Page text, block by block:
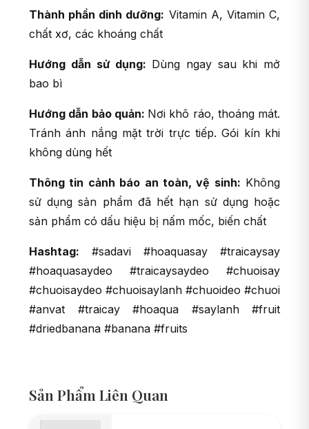
Thành phần dinh dưỡng: Vitamin A, Vitamin C,
chất xơ, các khoáng chất
Hướng dẫn sử dụng: Dùng ngay sau khi mở
bao bì
Hướng dẫn bảo quản: Nơi khô ráo, thoáng mát.
Tránh ánh nắng mặt trời trực tiếp. Gói kín khi
không dùng hết
Thông tin cảnh báo an toàn, vệ sinh: Không
sử dụng sản phẩm đã hết hạn sử dụng hoặc
sản phẩm có dấu hiệu bị nấm mốc, biến chất
Hashtag: #sadavi #hoaquasay #traicaysay
#hoaquasaydeo #traicaysaydeo #chuoisay
#chuoisaydeo #chuoisaylanh #chuoideo #chuoi
#anvat #traicay #hoaqua #saylanh #fruit
#driedbanana #banana #fruits
Sản Phẩm Liên Quan